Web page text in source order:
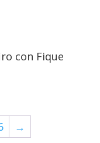
con Fique
→